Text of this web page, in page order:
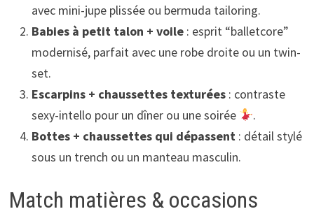
avec mini-jupe plissée ou bermuda tailoring.
Babies à petit talon + voile: esprit “balletcore”
modernisé, parfait avec une robe droite ou un twin-
set.
Escarpins + chaussettes texturées: contraste
sexy-intello pour un dîner ou une soirée
.
Bottes + chaussettes qui dépassent: détail stylé
sous un trench ou un manteau masculin.
Match matières & occasions